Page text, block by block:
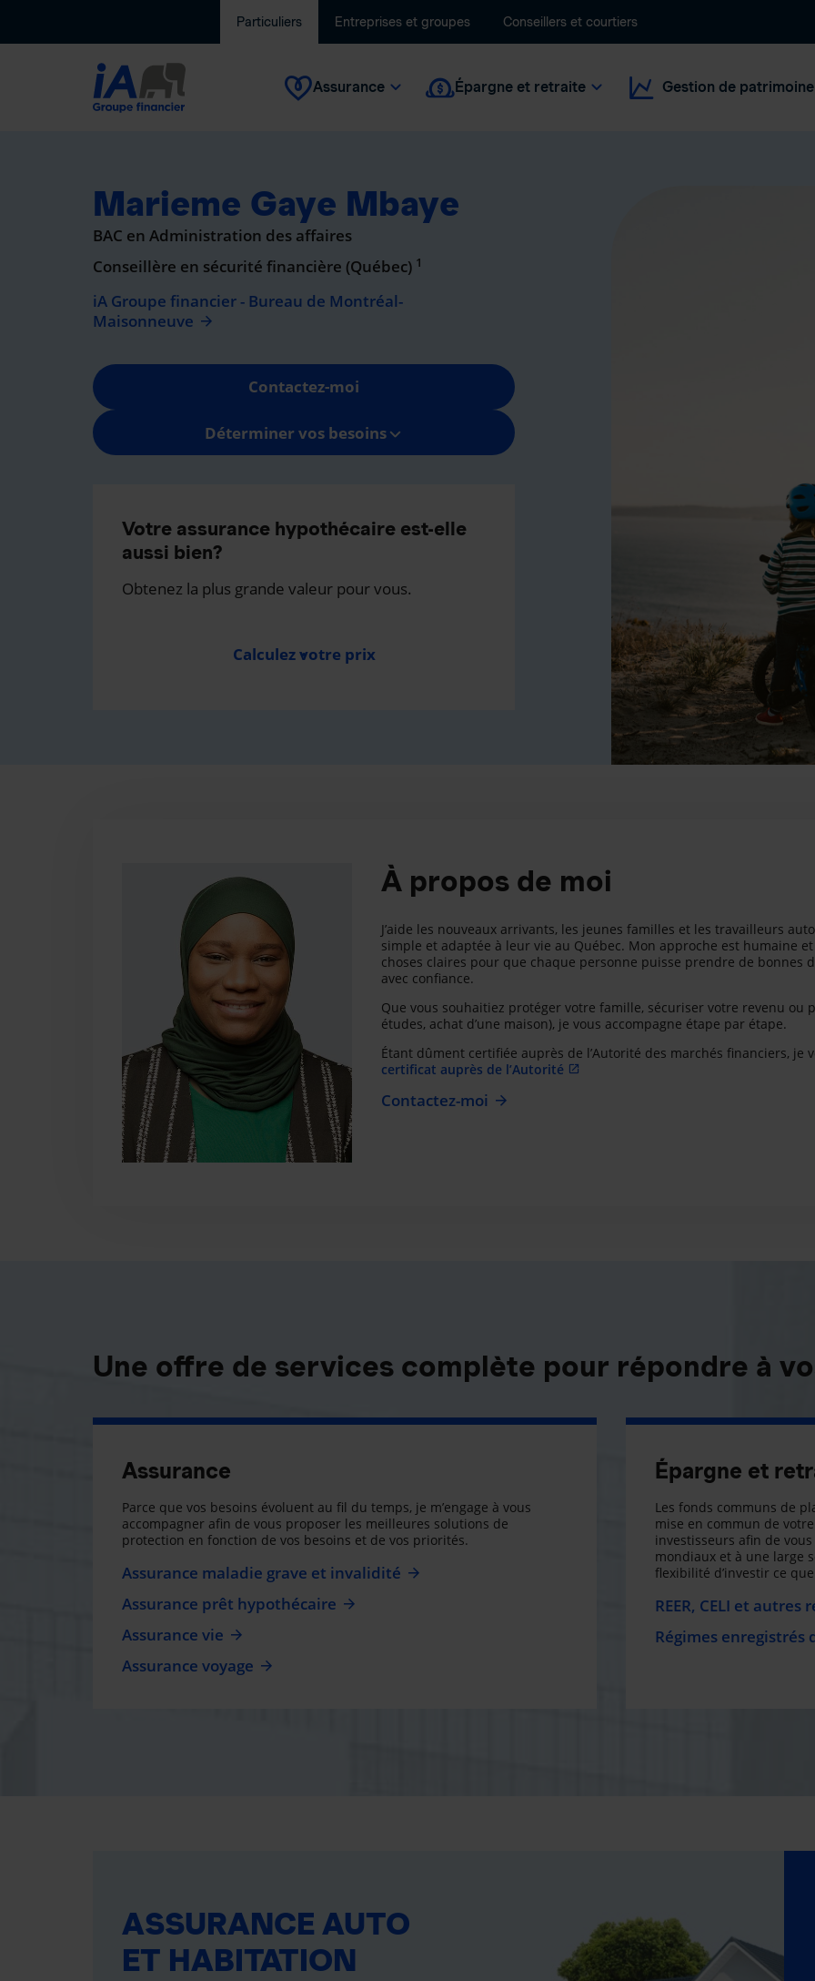
Particuliers Entreprises et groupes Conseillers et courtiers
Assurance Épargne et retraite Gestion de patrimoine
Marieme Gaye Mbaye
BAC en Administration des affaires
Conseillère en sécurité financière (Québec) 1
iA Groupe financier - Bureau de Montréal-
Maisonneuve
Contactez-moi
Déterminer vos besoins
Votre assurance hypothécaire est-elle
aussi bien?
Obtenez la plus grande valeur pour vous.
Calculez votre prix
À propos de moi
J’aide les nouveaux arrivants, les jeunes familles et les travailleurs
simple et adaptée à leur vie au Québec. Mon approche est humaine
choses claires pour que chaque personne puisse prendre de bonnes
avec confiance.
Que vous souhaitiez protéger votre famille, sécuriser votre revenu ou
études, achat d’une maison), je vous accompagne étape par étape.
Étant dûment certifiée auprès de l’Autorité des marchés financiers, je
certificat auprès de l’Autorité
Contactez-moi
Une offre de services complète pour répondre à
Assurance
Parce que vos besoins évoluent au fil du temps, je m’engage à vous
accompagner afin de vous proposer les meilleures solutions de
protection en fonction de vos besoins et de vos priorités.
Assurance maladie grave et invalidité
Assurance prêt hypothécaire
Assurance vie
Assurance voyage
Épargne et
Les fonds communs de
mise en commun de
investisseurs afin de
mondiaux et à une large
flexibilité d’investir ce
REER, CELI et
Régimes enregistrés
ASSURANCE AUTO
ET HABITATION